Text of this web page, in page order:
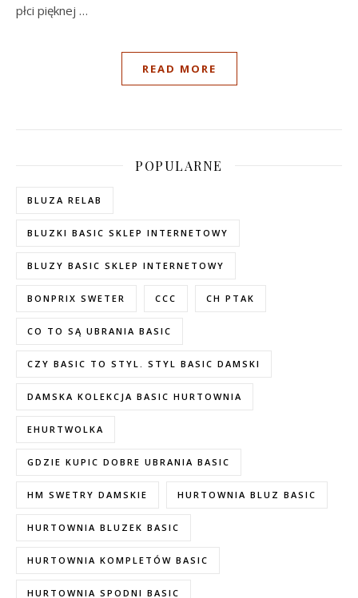
płci pięknej …
READ MORE
POPULARNE
BLUZA RELAB
BLUZKI BASIC SKLEP INTERNETOWY
BLUZY BASIC SKLEP INTERNETOWY
BONPRIX SWETER CCC CH PTAK
CO TO SĄ UBRANIA BASIC
CZY BASIC TO STYL. STYL BASIC DAMSKI
DAMSKA KOLEKCJA BASIC HURTOWNIA
EHURTWOLKA
GDZIE KUPIC DOBRE UBRANIA BASIC
HM SWETRY DAMSKIE HURTOWNIA BLUZ BASIC
HURTOWNIA BLUZEK BASIC
HURTOWNIA KOMPLETÓW BASIC
HURTOWNIA SPODNI BASIC